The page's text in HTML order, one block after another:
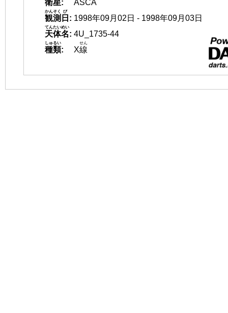
衛星:
ASCA
観測
かんそく
日
び
: 1998年09月02日 - 1998年09月03日
天体名
てんたいめい
: 4U_1735-44
種類
しゅるい
: X線
せん